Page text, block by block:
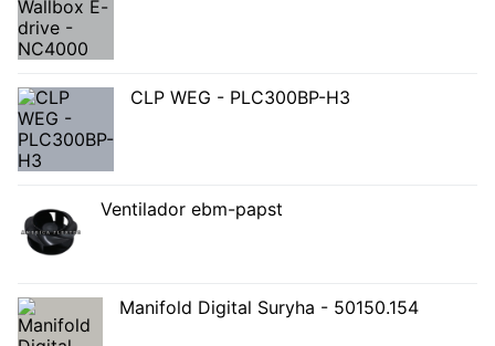
CLP WEG - PLC300BP-H3
Ventilador ebm-papst
Manifold Digital Suryha - 50150.154